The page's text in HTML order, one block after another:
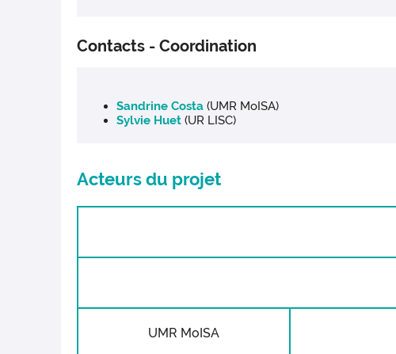
Contacts - Coordination
Sandrine Costa (UMR MoISA)
Sylvie Huet (UR LISC)
Acteurs du projet
UMR MoISA